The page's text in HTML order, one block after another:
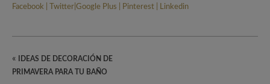
Facebook Twitter Google Plus Pinterest Linkedin
«
IDEAS DE DECORACIÓN DE
PRIMAVERA PARA TU BAÑO